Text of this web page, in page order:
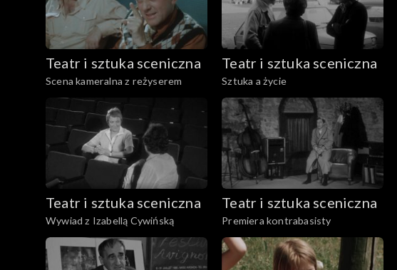
Teatr i sztuka sceniczna
Scena kameralna z reżyserem
Teatr i sztuka sceniczna
Sztuka a życie
Teatr i sztuka sceniczna
Wywiad z Izabellą Cywińską
Teatr i sztuka sceniczna
Premiera kontrabasisty